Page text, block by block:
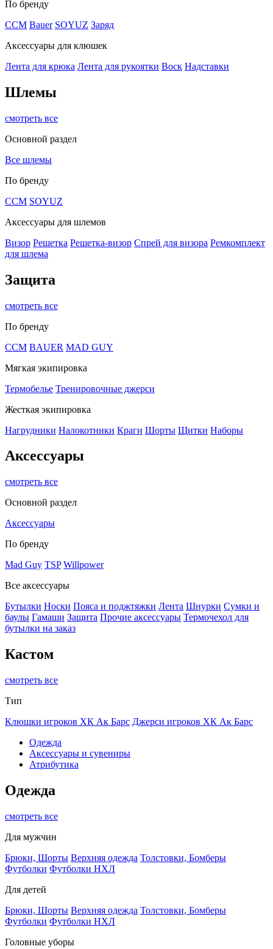
По бренду
CCM Bauer SOYUZ Заряд
Аксессуары для клюшек
Лента для крюка Лента для рукоятки Воск Надставки
Шлемы
смотреть все
Основной раздел
Все шлемы
По бренду
CCM SOYUZ
Аксессуары для шлемов
Визор Решетка Решетка-визор Спрей для визора Ремкомплект
для шлема
Защита
смотреть все
По бренду
CCM BAUER MAD GUY
Мягкая экипировка
Термобелье Тренировочные джерси
Жесткая экипировка
Нагрудники Налокотники Краги Шорты Щитки Наборы
Аксессуары
смотреть все
Основной раздел
Аксессуары
По бренду
Mad Guy TSP Willpower
Все аксессуары
Бутылки Носки Пояса и поджтяжки Лента Шнурки Сумки и
баулы Гамаши Защита Прочие аксессуары Термочехол для
бутылки на заказ
Кастом
смотреть все
Тип
Клюшки игроков ХК Ак Барс Джерси игроков ХК Ак Барс
Одежда
Аксессуары и сувениры
Атрибутика
Одежда
смотреть все
Для мужчин
Брюки, Шорты Верхняя одежда Толстовки, Бомберы
Футболки Футболки НХЛ
Для детей
Брюки, Шорты Верхняя одежда Толстовки, Бомберы
Футболки Футболки НХЛ
Головные уборы